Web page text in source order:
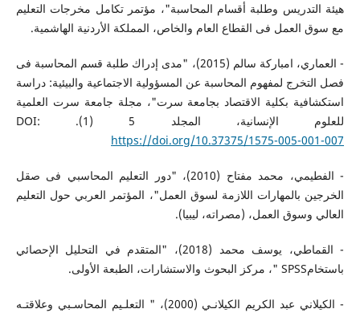
هيئة التدريس وطلبة أقسام المحاسبة"، مؤتمر تكامل مخرجات التعليم
مع سوق العمل فى القطاع العام والخاص، المملكة الأردنية الهاشمية.
- العماري، امباركة سالم (2015)، "مدى إدراك طلبة قسم المحاسبة فى
فصل التخرج لمفهوم المحاسبة عن المسؤولية الاجتماعية والبيئية: دراسة
استكشافية بكلية الاقتصاد بجامعة سرت"، مجلة جامعة سرت العلمية
للعلوم الإنسانية، المجلد 5 (1). DOI:
https://doi.org/10.37375/1575-005-001-007
- الفطيمي، محمد مفتاح (2010)، "دور التعليم المحاسبي فى صقل
الخرجين بالمهارات اللازمة لسوق العمل"، المؤتمر العربي حول التعليم
العالي وسوق العمل، (مصراته، ليبيا).
- القماطي، يوسف محمد (2018)، "المتقدم في التحليل الإحصائي
باستخامSPSS "، مركز البحوث والاستشارات، الطبعة الأولى.
- الكيلاني عبد الكريم الكيلانـي (2000)، " التعلـيم المحاسـبي وعلاقتـه